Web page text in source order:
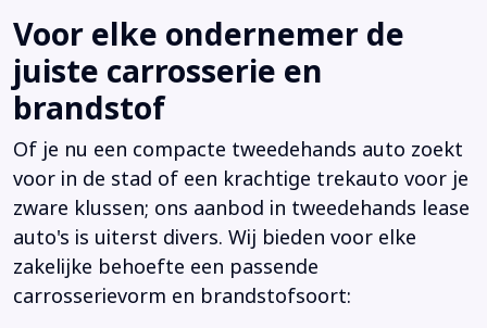
Voor elke ondernemer de
juiste carrosserie en
brandstof
Of je nu een compacte tweedehands auto zoekt
voor in de stad of een krachtige trekauto voor je
zware klussen; ons aanbod in tweedehands lease
auto's is uiterst divers. Wij bieden voor elke
zakelijke behoefte een passende
carrosserievorm en brandstofsoort: